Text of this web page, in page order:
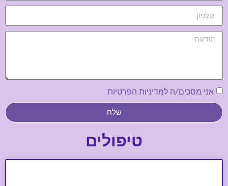
אני מסכים/ה למדיניות הפרטיות
שלח
טיפולים